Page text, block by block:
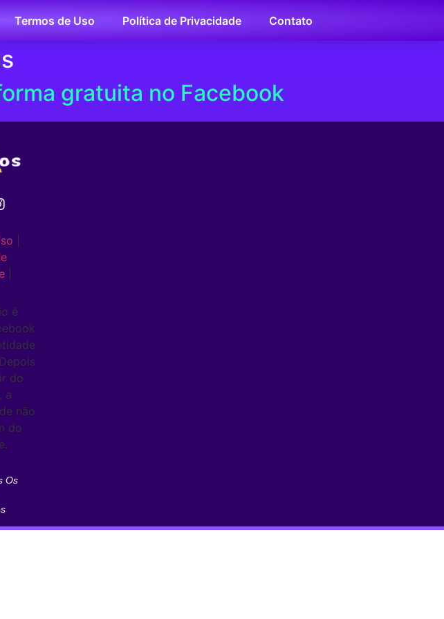
Termos de Uso Política de Privacidade Contato
gratuita no Facebook
é
do
a
não
do
Os